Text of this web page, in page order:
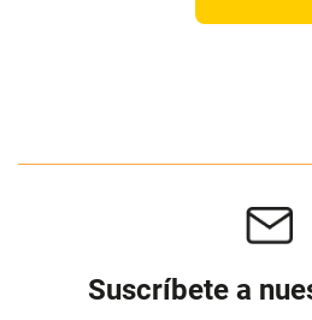
Suscríbete a